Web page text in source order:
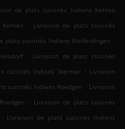
de plats cuisinés Indiens Kehlen
. Livraison de plats cuisinés
plats cuisinés Indiens Walferdingen .
. Livraison de plats cuisinés
cuisinés Indiens Steinsel . Livraison
cuisinés Indiens Roedgen . Livraison
. Livraison de plats cuisinés
. Livraison de plats cuisinés Indiens